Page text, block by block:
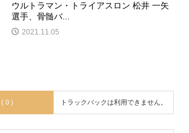
ウルトラマン・トライアスロン 松井 一矢
選手、骨髄バ...
2021.11.05
( 0 ) トラックバックは利用できません。